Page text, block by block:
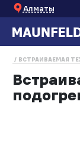
Алматы
ВСТРАИВАЕМАЯ